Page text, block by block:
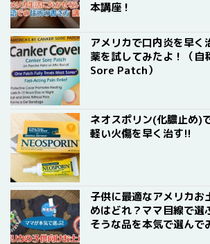
本講座！
アメリカで口内炎を早く
薬を試してみたよ！（
Sore Patch）
ネオスポリン(化膿止め)
軽い火傷を早く治す!!
子供に最適なアメリカ
めはどれ？ママ目線で選
そうな品を本気で選んで